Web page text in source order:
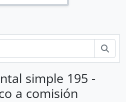
simple 195 -
a comisión